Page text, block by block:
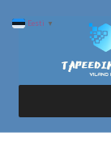
Liigu
navigeerimisele
Liigu
Eesti ▼